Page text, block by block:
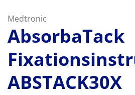
Medtronic
AbsorbaTack
ABSTACK30X